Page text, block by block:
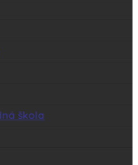
škola